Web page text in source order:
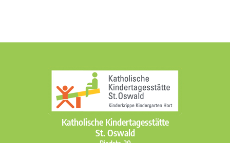
Katholische Kindertagesstätte
St. Oswald